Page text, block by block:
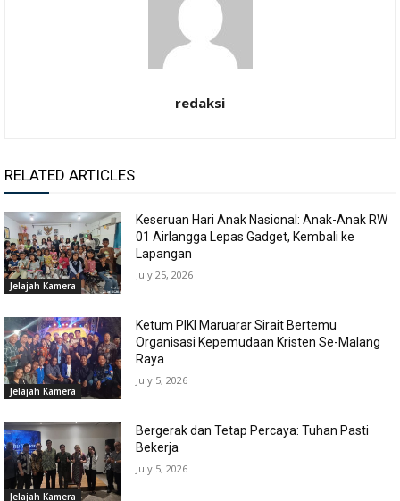
redaksi
RELATED ARTICLES
Jelajah Kamera
Keseruan Hari Anak Nasional: Anak-Anak RW
01 Airlangga Lepas Gadget, Kembali ke
Lapangan
July 25, 2026
Jelajah Kamera
Ketum PIKI Maruarar Sirait Bertemu
Organisasi Kepemudaan Kristen Se-Malang
Raya
July 5, 2026
Jelajah Kamera
Bergerak dan Tetap Percaya: Tuhan Pasti
Bekerja
July 5, 2026